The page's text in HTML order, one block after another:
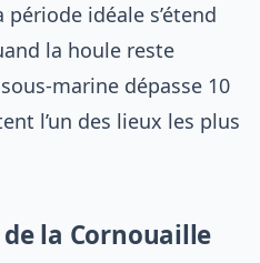
idéale s’étend
la houle reste
marine dépasse 10
l’un des lieux les plus
la Cornouaille